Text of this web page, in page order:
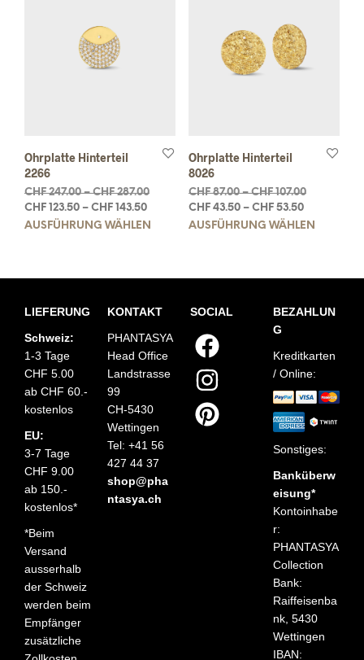
Ohrplatte Hinterteil
2266
CHF247.00 –CHF287.00
CHF 123.50 – CHF 143.50
AUSFÜHRUNG WÄHLEN
Ohrplatte Hinterteil
8026
CHF87.00 –CHF107.00
CHF43.50 – CHF53.50
AUSFÜHRUNG WÄHLEN
LIEFERUNG
Schweiz:
1-3 Tage
CHF 5.00
ab CHF 60.-
kostenlos
EU:
3-7 Tage
CHF 9.00
ab 150.-
kostenlos*
*Beim
Versand
ausserhalb
der Schweiz
werden beim
Empfänger
zusätzliche
KONTAKT
PHANTASYA
Head Office
Landstrasse
99
CH-5430
Wettingen
Tel: +41 56
427 44 37
shop@pha
ntasya.ch
SOCIAL
BEZAHLUN
G
Kreditkarten
/ Online:
Sonstiges:
Banküberw
eisung*
Kontoinhabe
r:
PHANTASYA
Collection
Bank:
Raiffeisenba
nk, 5430
Wettingen
IBAN: